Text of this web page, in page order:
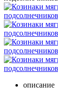
описание